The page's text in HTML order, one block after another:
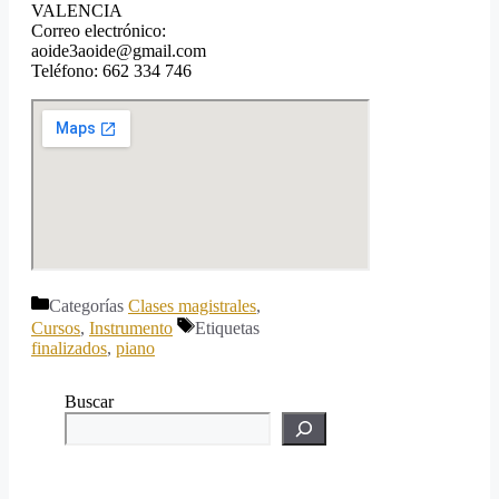
VALENCIA
Correo electrónico:
aoide3aoide@gmail.com
Teléfono: 662 334 746
Categorías Clases magistrales,
Cursos, Instrumento
Etiquetas
finalizados, piano
Buscar